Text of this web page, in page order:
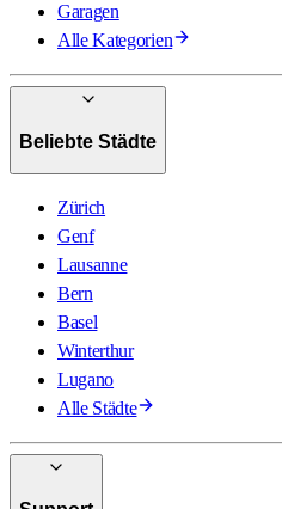
Garagen
Alle Kategorien
Beliebte Städte
Zürich
Genf
Lausanne
Bern
Basel
Winterthur
Lugano
Alle Städte